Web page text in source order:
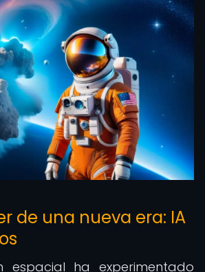
de una nueva era: IA
espacial ha experimentado